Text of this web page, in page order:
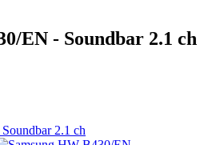
EN - Soundbar 2.1 ch